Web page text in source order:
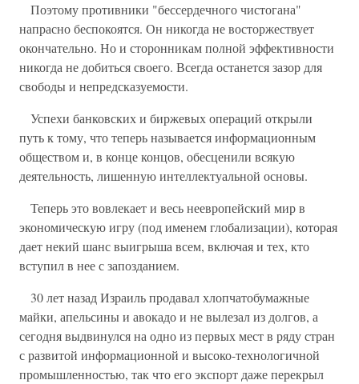
Поэтому противники "бессердечного чистогана"
напрасно беспокоятся. Он никогда не восторжествует
окончательно. Но и сторонникам полной эффективности
никогда не добиться своего. Всегда останется зазор для
свободы и непредсказуемости.
Успехи банковских и биржевых операций открыли
путь к тому, что теперь называется информационным
обществом и, в конце концов, обесценили всякую
деятельность, лишенную интеллектуальной основы.
Теперь это вовлекает и весь неевропейский мир в
экономическую игру (под именем глобализации), которая
дает некий шанс выигрыша всем, включая и тех, кто
вступил в нее с запозданием.
30 лет назад Израиль продавал хлопчатобумажные
майки, апельсины и авокадо и не вылезал из долгов, а
сегодня выдвинулся на одно из первых мест в ряду стран
с развитой информационной и высоко-технологичной
промышленностью, так что его экспорт даже перекрыл